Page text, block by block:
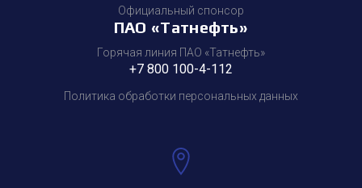
Официальный спонсор
ПАО «Татнефть»
Горячая линия ПАО «Татнефть»
+7 800 100-4-112
Политика обработки персональных данных